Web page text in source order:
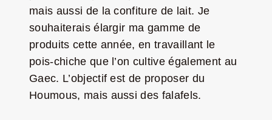
mais aussi de la confiture de lait. Je
souhaiterais élargir ma gamme de
produits cette année, en travaillant le
pois-chiche que l’on cultive également au
Gaec. L’objectif est de proposer du
Houmous, mais aussi des falafels.